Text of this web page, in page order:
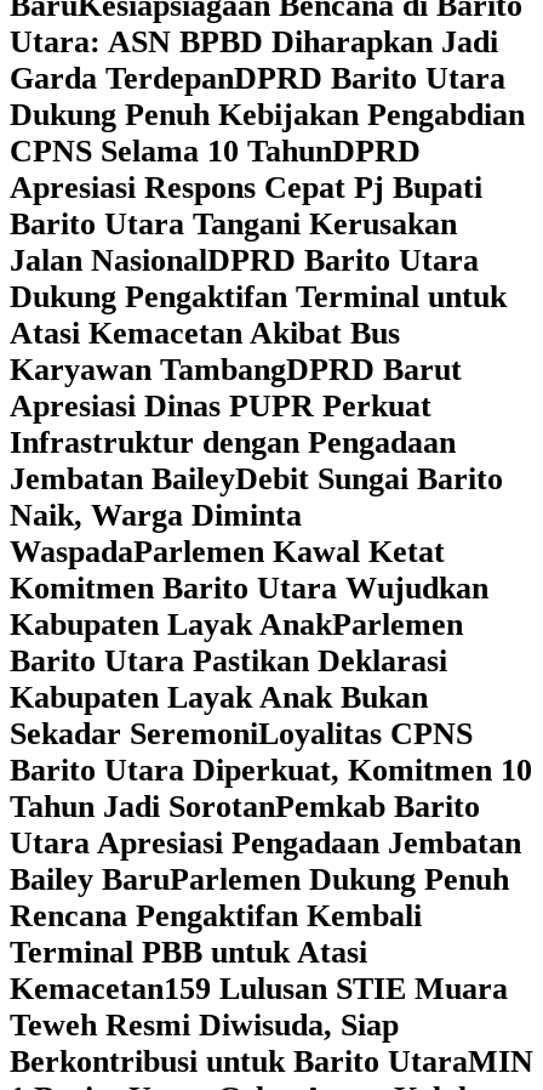
Utara: ASN BPBD Diharapkan Jadi
Garda TerdepanDPRD Barito Utara
Dukung Penuh Kebijakan Pengabdian
CPNS Selama 10 TahunDPRD
Apresiasi Respons Cepat Pj Bupati
Barito Utara Tangani Kerusakan
Jalan NasionalDPRD Barito Utara
Dukung Pengaktifan Terminal untuk
Atasi Kemacetan Akibat Bus
Karyawan TambangDPRD Barut
Apresiasi Dinas PUPR Perkuat
Infrastruktur dengan Pengadaan
Jembatan BaileyDebit Sungai Barito
Naik, Warga Diminta
WaspadaParlemen Kawal Ketat
Komitmen Barito Utara Wujudkan
Kabupaten Layak AnakParlemen
Barito Utara Pastikan Deklarasi
Kabupaten Layak Anak Bukan
Sekadar SeremoniLoyalitas CPNS
Barito Utara Diperkuat, Komitmen 10
Tahun Jadi SorotanPemkab Barito
Utara Apresiasi Pengadaan Jembatan
Bailey BaruParlemen Dukung Penuh
Rencana Pengaktifan Kembali
Terminal PBB untuk Atasi
Kemacetan159 Lulusan STIE Muara
Teweh Resmi Diwisuda, Siap
Berkontribusi untuk Barito UtaraMIN